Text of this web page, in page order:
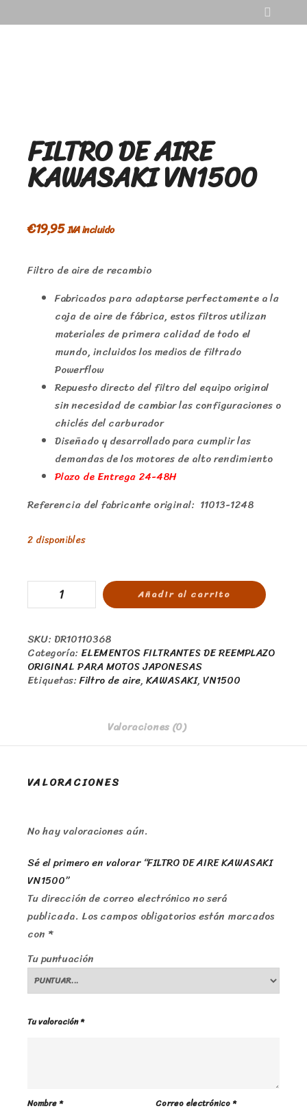
FILTRO DE AIRE
KAWASAKI VN1500
€19,95IVA incluido
Filtro de aire de recambio
Fabricados para adaptarse perfectamente a la
caja de aire de fábrica, estos filtros utilizan
materiales de primera calidad de todo el
mundo, incluidos los medios de filtrado
Powerflow
Repuesto directo del filtro del equipo original
sin necesidad de cambiar las configuraciones o
chiclés del carburador
Diseñado y desarrollado para cumplir las
demandas de los motores de alto rendimiento
Plazo de Entrega 24-48H
Referencia del fabricante original: 11013-1248
2 disponibles
Añadir al carrito
SKU: DR10110368
Categoría: ELEMENTOS FILTRANTES DE REEMPLAZO
ORIGINAL PARA MOTOS JAPONESAS
Etiquetas:Filtro de aire,KAWASAKI, VN1500
Valoraciones (0)
VALORACIONES
No hay valoraciones aún.
Sé el primero en valorar “FILTRO DE AIRE KAWASAKI
VN1500”
Tu dirección de correo electrónico no será
publicada. Los campos obligatorios están marcados
con *
Tu puntuación
Tu valoración*
Nombre* Correo electrónico*